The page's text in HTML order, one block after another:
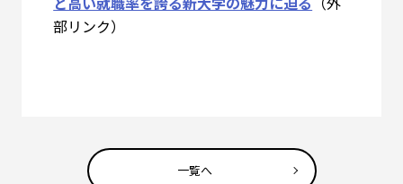
部リンク）
一覧へ